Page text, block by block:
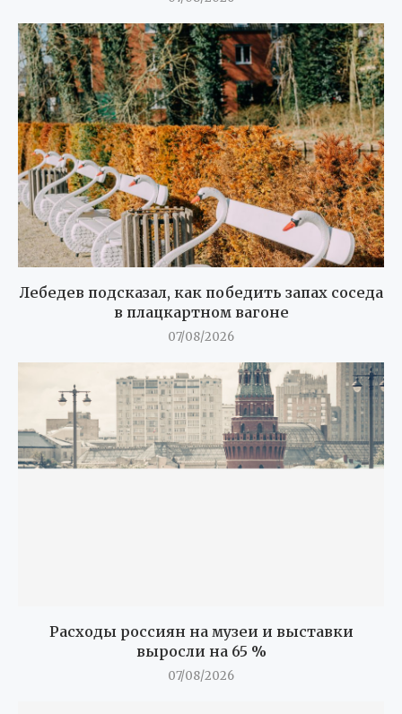
Лебедев подсказал, как победить запах соседа
в плацкартном вагоне
07/08/2026
Расходы россиян на музеи и выставки
выросли на 65 %
07/08/2026